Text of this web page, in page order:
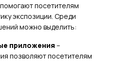
посетителям
экспозиции. Среди
можно выделить:
приложения –
позволяют посетителям